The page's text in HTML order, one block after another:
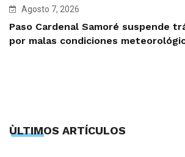
Agosto 7, 2026
Paso Cardenal Samoré suspende
por malas condiciones
ÙLTIMOS ARTÍCULOS